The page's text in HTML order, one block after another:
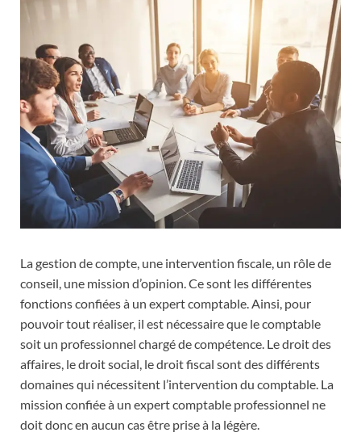
La gestion de compte, une intervention fiscale, un rôle de
conseil, une mission d’opinion. Ce sont les différentes
fonctions confiées à un expert comptable. Ainsi, pour
pouvoir tout réaliser, il est nécessaire que le comptable
soit un professionnel chargé de compétence. Le droit des
affaires, le droit social, le droit fiscal sont des différents
domaines qui nécessitent l’intervention du comptable. La
mission confiée à un expert comptable professionnel ne
doit donc en aucun cas être prise à la légère.